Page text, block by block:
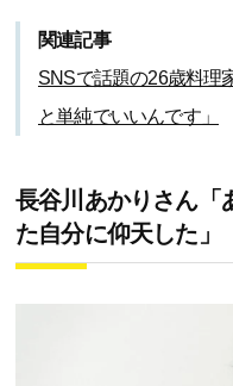
関連記事
SNSで話題の26歳料理
と単純でいいんです」
長谷川あかりさん「
た自分に仰天した」